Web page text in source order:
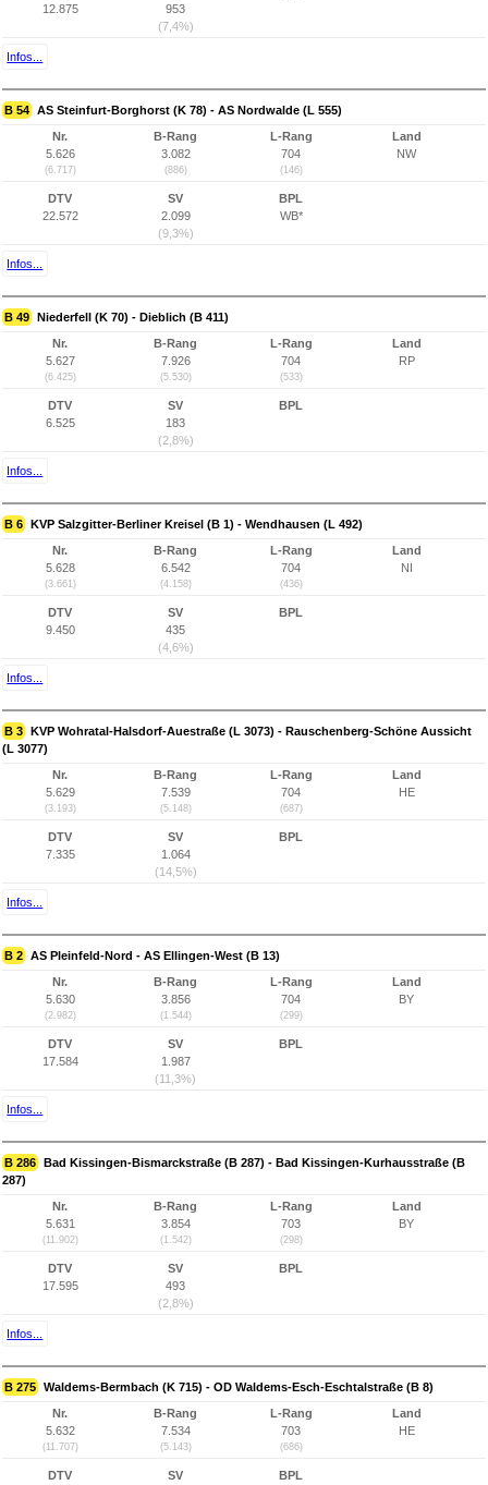
12.875
953
(7,4%)
Infos...
B 54 AS Steinfurt-Borghorst (K 78) - AS Nordwalde (L 555)
Nr.
5.626
(6.717)
B-Rang
3.082
(886)
L-Rang
704
(146)
Land
NW
DTV
22.572
SV
2.099
(9,3%)
BPL
WB*
Infos...
B 49 Niederfell (K 70) - Dieblich (B 411)
Nr.
5.627
(6.425)
B-Rang
7.926
(5.530)
L-Rang
704
(533)
Land
RP
DTV
6.525
SV
183
(2,8%)
BPL
Infos...
B 6 KVP Salzgitter-Berliner Kreisel (B 1) - Wendhausen (L 492)
Nr.
5.628
(3.661)
B-Rang
6.542
(4.158)
L-Rang
704
(436)
Land
NI
DTV
9.450
SV
435
(4,6%)
BPL
Infos...
B 3 KVP Wohratal-Halsdorf-Auestraße (L 3073) - Rauschenberg-Schöne Aussicht
(L 3077)
Nr.
5.629
(3.193)
B-Rang
7.539
(5.148)
L-Rang
704
(687)
Land
HE
DTV
7.335
SV
1.064
(14,5%)
BPL
Infos...
B 2 AS Pleinfeld-Nord - AS Ellingen-West (B 13)
Nr.
5.630
(2.982)
B-Rang
3.856
(1.544)
L-Rang
704
(299)
Land
BY
DTV
17.584
SV
1.987
(11,3%)
BPL
Infos...
B 286 Bad Kissingen-Bismarckstraße (B 287) - Bad Kissingen-Kurhausstraße (B
287)
Nr.
5.631
(11.902)
B-Rang
3.854
(1.542)
L-Rang
703
(298)
Land
BY
DTV
17.595
SV
493
(2,8%)
BPL
Infos...
B 275 Waldems-Bermbach (K 715) - OD Waldems-Esch-Eschtalstraße (B 8)
Nr.
5.632
(11.707)
B-Rang
7.534
(5.143)
L-Rang
703
(686)
Land
HE
DTV SV BPL